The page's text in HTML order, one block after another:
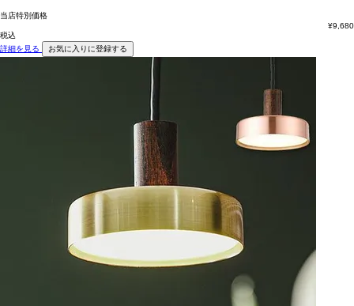
当店特別価格
¥9,680
税込
詳細を見る
お気に入りに登録する